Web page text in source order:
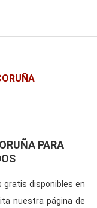
PARA
gratis disponibles en
nuestra página de